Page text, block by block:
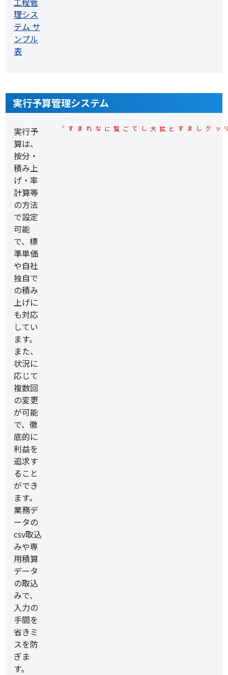
実行予算管理システム
実行予
算は、
按分・
積み上
げ・率
計算等
の方法
で設定
可能
で、標
準単価
や自社
独自で
の積み
上げに
も対応
してい
ます。
また、
状況に
応じて
複数回
の変更
が可能
で、徹
底的に
利益を
追求す
ること
ができ
ます。
業務デ
ータの
csv取込
みや専
用積算
データ
の取込
みで、
入力の
手間を
省きミ
スを防
ぎま
す。
※各サンプル画面上でクリックしますと拡大してご覧になれます。